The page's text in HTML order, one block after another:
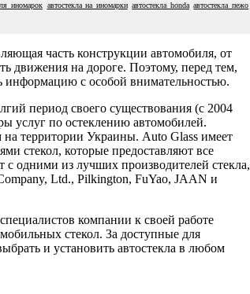
иномарок автостекла на иномарки автостекла honda автостекла пежо
часть конструкции автомобиля, от
движения на дороге. Поэтому, перед тем,
информацию с особой внимательностью.
период своего существования (с 2004
услуг по остеклению автомобилей.
территории Украины. Auto Glass имеет
стекол, которые предоставляют все
одними из лучших производителей стекла,
Ltd., Pilkington, FuYao, JAAN и
компании к своей работе
стекол. За доступные для
и установить автостекла в любом